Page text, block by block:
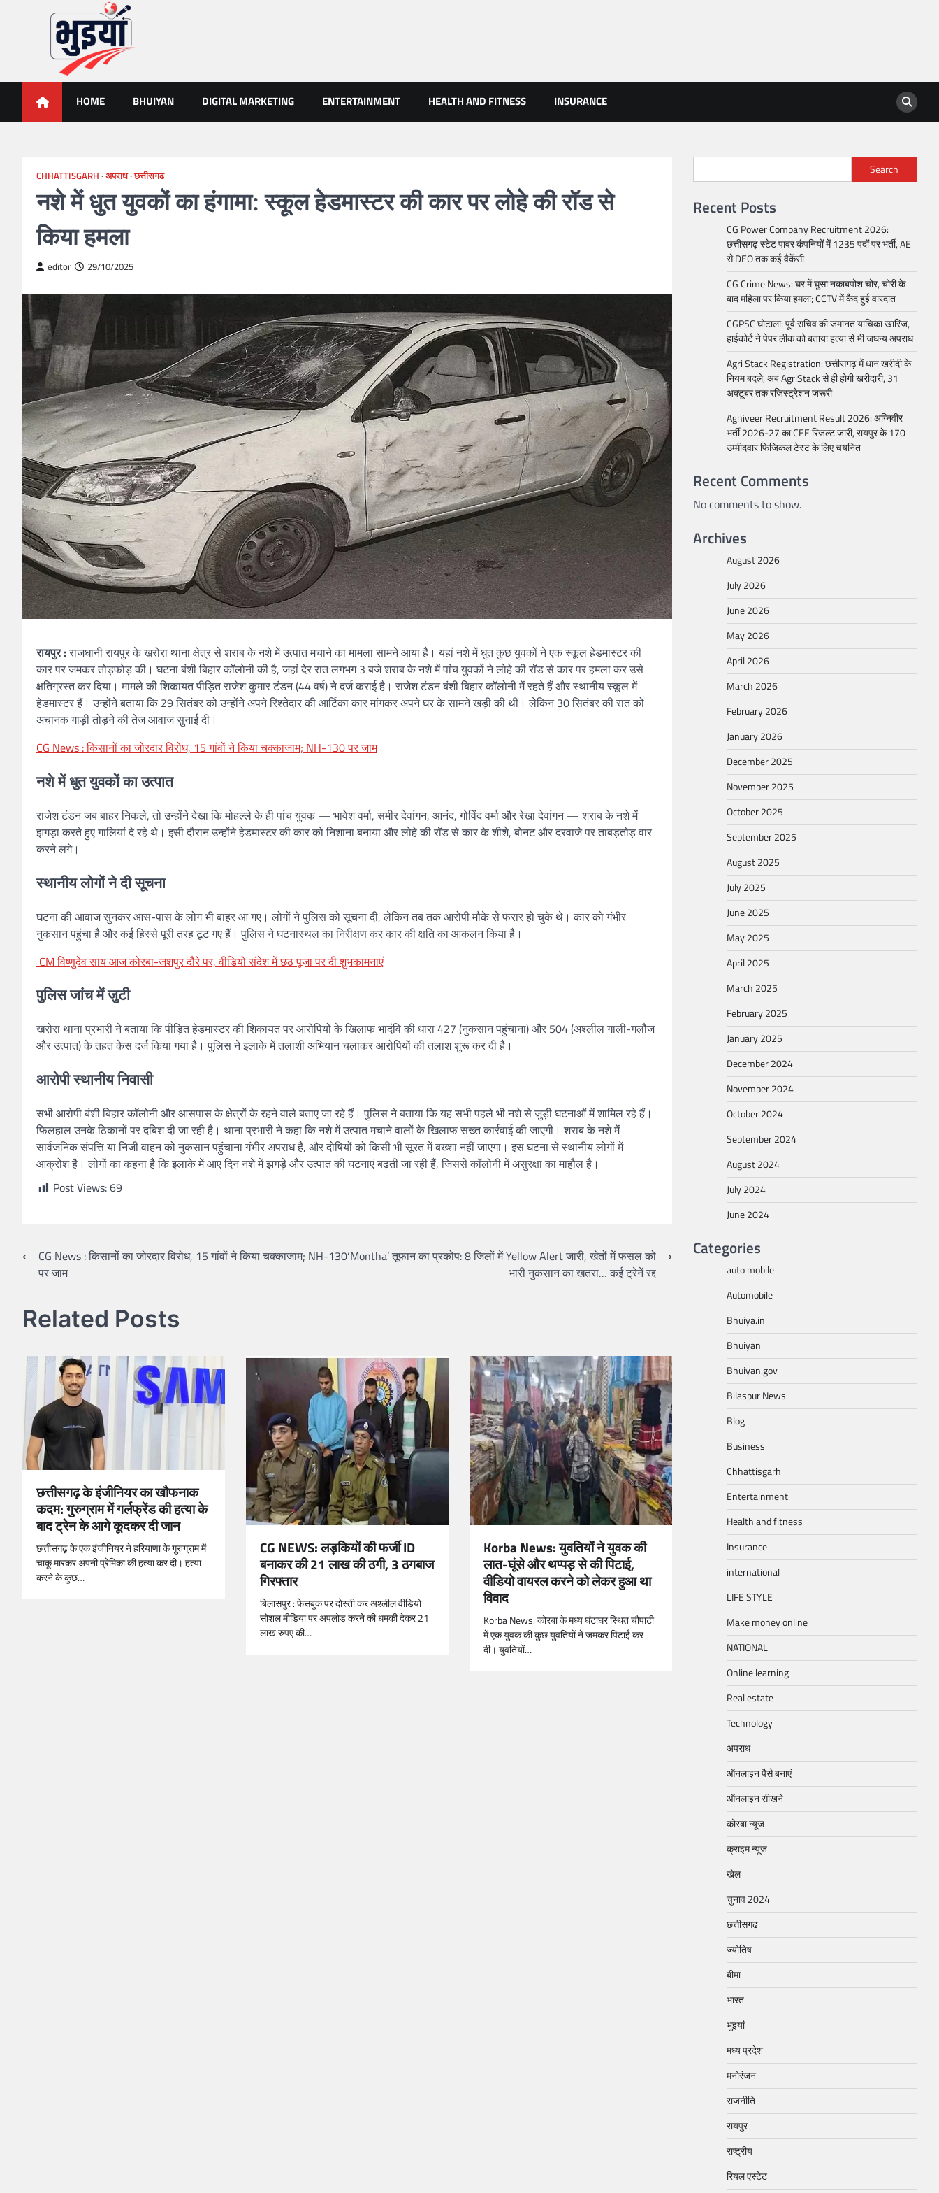
भुइयां, BHUIYAN, CG BHUIYAN NEWS
HOME BHUIYAN DIGITAL MARKETING ENTERTAINMENT HEALTH AND FITNESS INSURANCE
CHHATTISGARH अपराध छत्तीसगढ
नशे में धुत युवकों का हंगामा: स्कूल हेडमास्टर की कार पर लोहे की रॉड से
किया हमला
editor 29/10/2025
रायपुर :राजधानी रायपुर के खरोरा थाना क्षेत्र से शराब के नशे में उत्पात मचाने का मामला सामने आया है। यहां नशे में धुत कुछ युवकों ने एक स्कूल हेडमास्टर की
कार पर जमकर तोड़फोड़ की। घटना बंशी बिहार कॉलोनी की है, जहां देर रात लगभग 3 बजे शराब के नशे में पांच युवकों ने लोहे की रॉड से कार पर हमला कर उसे
क्षतिग्रस्त कर दिया। मामले की शिकायत पीड़ित राजेश कुमार टंडन (44 वर्ष) ने दर्ज कराई है। राजेश टंडन बंशी बिहार कॉलोनी में रहते हैं और स्थानीय स्कूल में
हेडमास्टर हैं। उन्होंने बताया कि 29 सितंबर को उन्होंने अपने रिश्तेदार की आर्टिका कार मांगकर अपने घर के सामने खड़ी की थी। लेकिन 30 सितंबर की रात को
अचानक गाड़ी तोड़ने की तेज आवाज सुनाई दी।
CG News : किसानों का जोरदार विरोध, 15 गांवों ने किया चक्काजाम; NH-130 पर जाम
नशे में धुत युवकों का उत्पात
राजेश टंडन जब बाहर निकले, तो उन्होंने देखा कि मोहल्ले के ही पांच युवक — भावेश वर्मा, समीर देवांगन, आनंद, गोविंद वर्मा और रेखा देवांगन — शराब के नशे में
झगड़ा करते हुए गालियां दे रहे थे। इसी दौरान उन्होंने हेडमास्टर की कार को निशाना बनाया और लोहे की रॉड से कार के शीशे, बोनट और दरवाजे पर ताबड़तोड़ वार
करने लगे।
स्थानीय लोगों ने दी सूचना
घटना की आवाज सुनकर आस-पास के लोग भी बाहर आ गए। लोगों ने पुलिस को सूचना दी, लेकिन तब तक आरोपी मौके से फरार हो चुके थे। कार को गंभीर
नुकसान पहुंचा है और कई हिस्से पूरी तरह टूट गए हैं। पुलिस ने घटनास्थल का निरीक्षण कर कार की क्षति का आकलन किया है।
CM विष्णुदेव साय आज कोरबा-जशपुर दौरे पर, वीडियो संदेश में छठ पूजा पर दी शुभकामनाएं
पुलिस जांच में जुटी
खरोरा थाना प्रभारी ने बताया कि पीड़ित हेडमास्टर की शिकायत पर आरोपियों के खिलाफ भादंवि की धारा 427 (नुकसान पहुंचाना) और 504 (अश्लील गाली-गलौज
और उत्पात) के तहत केस दर्ज किया गया है। पुलिस ने इलाके में तलाशी अभियान चलाकर आरोपियों की तलाश शुरू कर दी है।
आरोपी स्थानीय निवासी
सभी आरोपी बंशी बिहार कॉलोनी और आसपास के क्षेत्रों के रहने वाले बताए जा रहे हैं। पुलिस ने बताया कि यह सभी पहले भी नशे से जुड़ी घटनाओं में शामिल रहे हैं।
फिलहाल उनके ठिकानों पर दबिश दी जा रही है। थाना प्रभारी ने कहा कि नशे में उत्पात मचाने वालों के खिलाफ सख्त कार्रवाई की जाएगी। शराब के नशे में
सार्वजनिक संपत्ति या निजी वाहन को नुकसान पहुंचाना गंभीर अपराध है, और दोषियों को किसी भी सूरत में बख्शा नहीं जाएगा। इस घटना से स्थानीय लोगों में
आक्रोश है। लोगों का कहना है कि इलाके में आए दिन नशे में झगड़े और उत्पात की घटनाएं बढ़ती जा रही हैं, जिससे कॉलोनी में असुरक्षा का माहौल है।
Post Views:69
Post
navigation
⟵CG News : किसानों का जोरदार विरोध, 15 गांवों ने किया चक्काजाम; NH-130
पर जाम
‘Montha’ तूफान का प्रकोप: 8 जिलों में Yellow Alert जारी, खेतों में फसल को
भारी नुकसान का खतरा… कई ट्रेनें रद्द
⟶
Related Posts
छत्तीसगढ़ के इंजीनियर का खौफनाक
कदम: गुरुग्राम में गर्लफ्रेंड की हत्या के
बाद ट्रेन के आगे कूदकर दी जान
छत्तीसगढ़ के एक इंजीनियर ने हरियाणा के गुरुग्राम में
चाकू मारकर अपनी प्रेमिका की हत्या कर दी। हत्या
करने के कुछ…
CG NEWS: लड़कियों की फर्जी ID
बनाकर की 21 लाख की ठगी, 3 ठगबाज
गिरफ्तार
बिलासपुर : फेसबुक पर दोस्ती कर अश्लील वीडियो
सोशल मीडिया पर अपलोड करने की धमकी देकर 21
लाख रुपए की…
Korba News: युवतियों ने युवक की
लात-घूंसे और थप्पड़ से की पिटाई,
वीडियो वायरल करने को लेकर हुआ था
विवाद
Korba News: कोरबा के मध्य घंटाघर स्थित चौपाटी
में एक युवक की कुछ युवतियों ने जमकर पिटाई कर
दी। युवतियों…
Search
Recent Posts
CG Power Company Recruitment 2026:
छत्तीसगढ़ स्टेट पावर कंपनियों में 1235 पदों पर भर्ती, AE
से DEO तक कई वैकेंसी
CG Crime News: घर में घुसा नकाबपोश चोर, चोरी के
बाद महिला पर किया हमला; CCTV में कैद हुई वारदात
CGPSC घोटाला: पूर्व सचिव की जमानत याचिका खारिज,
हाईकोर्ट ने पेपर लीक को बताया हत्या से भी जघन्य अपराध
Agri Stack Registration: छत्तीसगढ़ में धान खरीदी के
नियम बदले, अब AgriStack से ही होगी खरीदारी, 31
अक्टूबर तक रजिस्ट्रेशन जरूरी
Agniveer Recruitment Result 2026: अग्निवीर
भर्ती 2026-27 का CEE रिजल्ट जारी, रायपुर के 170
उम्मीदवार फिजिकल टेस्ट के लिए चयनित
Recent Comments
No comments to show.
Archives
August 2026
July 2026
June 2026
May 2026
April 2026
March 2026
February 2026
January 2026
December 2025
November 2025
October 2025
September 2025
August 2025
July 2025
June 2025
May 2025
April 2025
March 2025
February 2025
January 2025
December 2024
November 2024
October 2024
September 2024
August 2024
July 2024
June 2024
Categories
auto mobile
Automobile
Bhuiya.in
Bhuiyan
Bhuiyan.gov
Bilaspur News
Blog
Business
Chhattisgarh
Entertainment
Health and fitness
Insurance
international
LIFE STYLE
Make money online
NATIONAL
Online learning
Real estate
Technology
अपराध
ऑनलाइन पैसे बनाएं
ऑनलाइन सीखने
कोरबा न्यूज
क्राइम न्यूज
खेल
चुनाव 2024
छत्तीसगढ
ज्योतिष
बीमा
भारत
भुइयां
मध्य प्रदेश
मनोरंजन
राजनीति
रायपुर
राष्ट्रीय
रियल एस्टेट